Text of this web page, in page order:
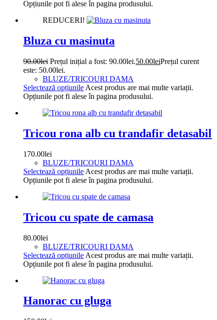
Opțiunile pot fi alese în pagina produsului.
REDUCERI!
Bluza cu masinuta
90.00lei Prețul inițial a fost: 90.00lei.50.00leiPrețul curent
este: 50.00lei.
BLUZE/TRICOURI DAMA
Selectează opțiunile Acest produs are mai multe variații.
Opțiunile pot fi alese în pagina produsului.
Tricou rona alb cu trandafir detasabil
170.00lei
BLUZE/TRICOURI DAMA
Selectează opțiunile Acest produs are mai multe variații.
Opțiunile pot fi alese în pagina produsului.
Tricou cu spate de camasa
80.00lei
BLUZE/TRICOURI DAMA
Selectează opțiunile Acest produs are mai multe variații.
Opțiunile pot fi alese în pagina produsului.
Hanorac cu gluga